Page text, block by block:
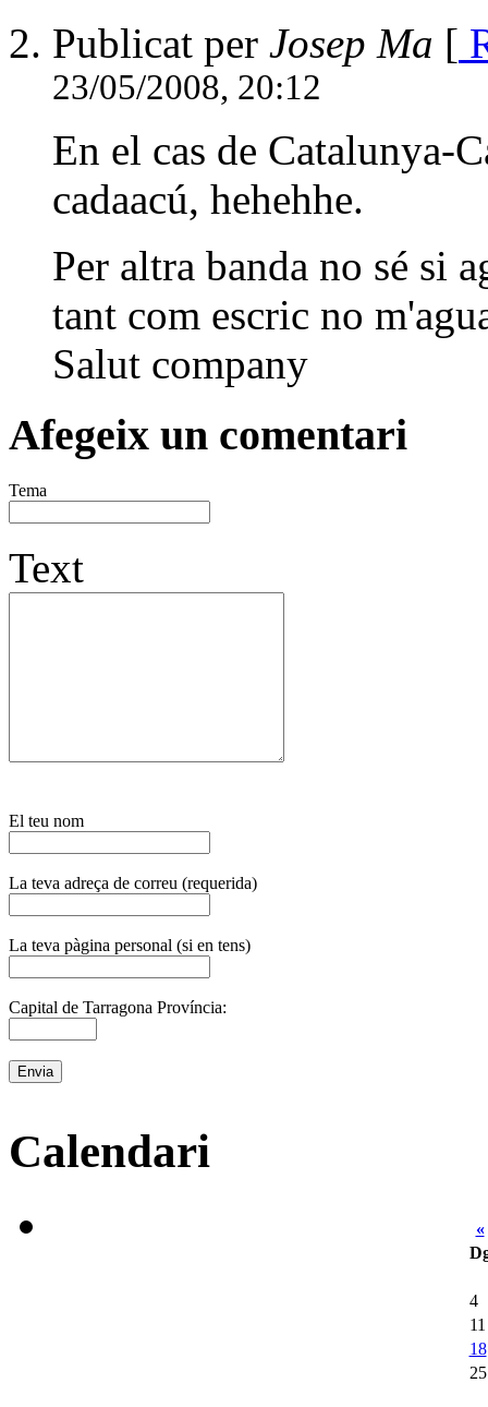
Publicat per Josep Ma [
23/05/2008, 20:12
En el cas de Catalunya-
cadaacú, hehehhe.
Per altra banda no sé si
tant com escric no
Salut company
Afegeix un comentari
Tema
Text
El teu nom
La teva adreça de correu (requerida)
La teva pàgina personal (si en tens)
Capital de Tarragona Província:
Calendari
«
4
11
18
25